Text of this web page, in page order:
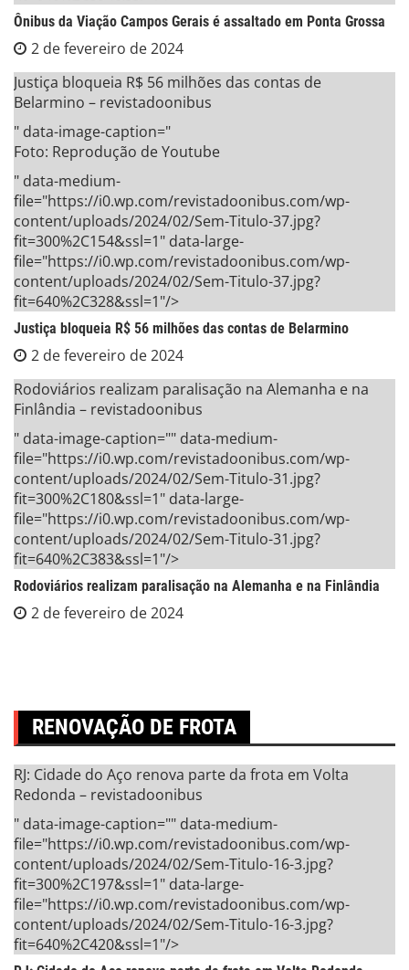
Ônibus da Viação Campos Gerais é assaltado em Ponta Grossa
2 de fevereiro de 2024
Justiça bloqueia R$ 56 milhões das contas de
Belarmino – revistadoonibus
" data-image-caption="
Foto: Reprodução de Youtube
" data-medium-
file="https://i0.wp.com/revistadoonibus.com/wp-
content/uploads/2024/02/Sem-Titulo-37.jpg?
fit=300%2C154&ssl=1" data-large-
file="https://i0.wp.com/revistadoonibus.com/wp-
content/uploads/2024/02/Sem-Titulo-37.jpg?
fit=640%2C328&ssl=1"/>
Justiça bloqueia R$ 56 milhões das contas de Belarmino
2 de fevereiro de 2024
Rodoviários realizam paralisação na Alemanha e na
Finlândia – revistadoonibus
" data-image-caption="" data-medium-
file="https://i0.wp.com/revistadoonibus.com/wp-
content/uploads/2024/02/Sem-Titulo-31.jpg?
fit=300%2C180&ssl=1" data-large-
file="https://i0.wp.com/revistadoonibus.com/wp-
content/uploads/2024/02/Sem-Titulo-31.jpg?
fit=640%2C383&ssl=1"/>
Rodoviários realizam paralisação na Alemanha e na Finlândia
2 de fevereiro de 2024
RENOVAÇÃO DE FROTA
RJ: Cidade do Aço renova parte da frota em Volta
Redonda – revistadoonibus
" data-image-caption="" data-medium-
file="https://i0.wp.com/revistadoonibus.com/wp-
content/uploads/2024/02/Sem-Titulo-16-3.jpg?
fit=300%2C197&ssl=1" data-large-
file="https://i0.wp.com/revistadoonibus.com/wp-
content/uploads/2024/02/Sem-Titulo-16-3.jpg?
fit=640%2C420&ssl=1"/>